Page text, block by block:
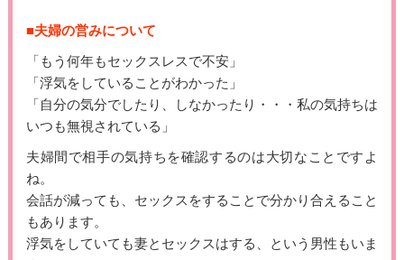
■夫婦の営みについて
「もう何年もセックスレスで不安」
「浮気をしていることがわかった」
「自分の気分でしたり、しなかったり・・・私の気持ちは
いつも無視されている」
夫婦間で相手の気持ちを確認するのは大切なことですよ
ね。
会話が減っても、セックスをすることで分かり合えること
もあります。
浮気をしていても妻とセックスはする、という男性もいま